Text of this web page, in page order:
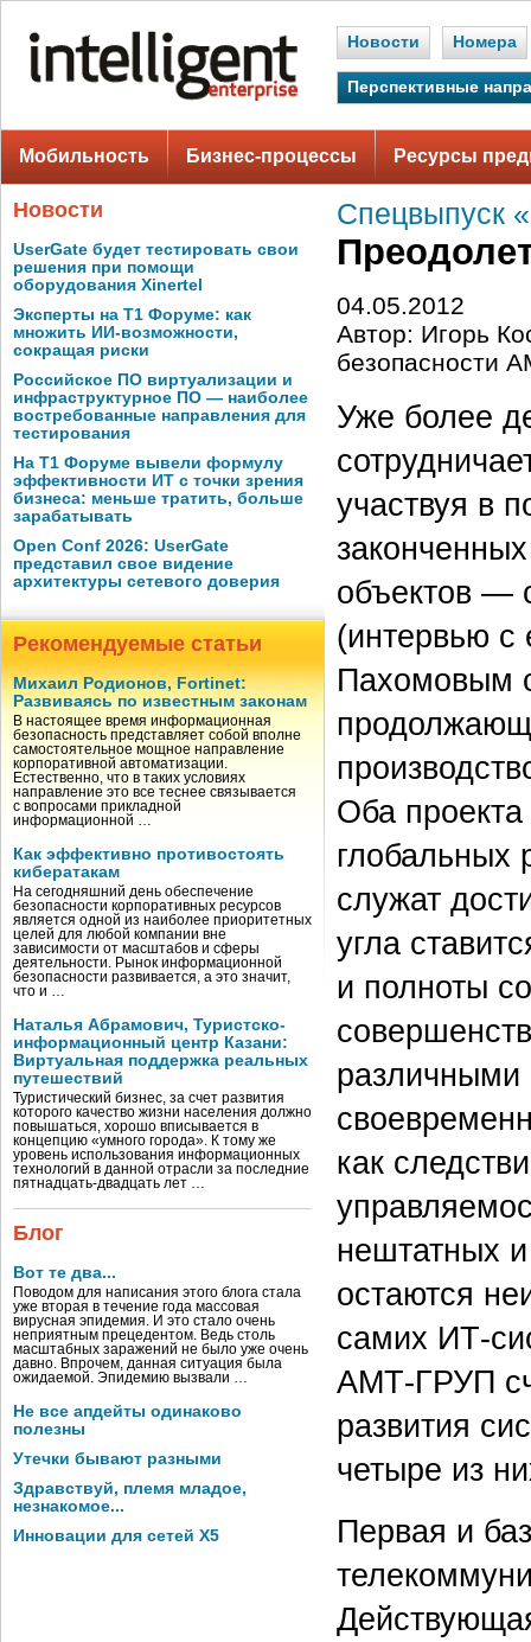
Новости Номера
Перспективные
Мобильность Бизнес-процессы Ресурсы
Новости
UserGate будет тестировать свои
решения при помощи
оборудования Xinertel
Эксперты на Т1 Форуме: как
множить ИИ-возможности,
сокращая риски
Российское ПО виртуализации и
инфраструктурное ПО — наиболее
востребованные направления для
тестирования
На Т1 Форуме вывели формулу
эффективности ИТ с точки зрения
бизнеса: меньше тратить, больше
зарабатывать
Open Conf 2026: UserGate
представил свое видение
архитектуры сетевого доверия
Рекомендуемые статьи
Михаил Родионов, Fortinet:
Развиваясь по известным законам
В настоящее время информационная
безопасность представляет собой вполне
самостоятельное мощное направление
корпоративной автоматизации.
Естественно, что в таких условиях
направление это все теснее связывается
с вопросами прикладной
информационной …
Как эффективно противостоять
кибератакам
На сегодняшний день обеспечение
безопасности корпоративных ресурсов
является одной из наиболее приоритетных
целей для любой компании вне
зависимости от масштабов и сферы
деятельности. Рынок информационной
безопасности развивается, а это значит,
что и …
Наталья Абрамович, Туристско-
информационный центр Казани:
Виртуальная поддержка реальных
путешествий
Туристический бизнес, за счет развития
которого качество жизни населения должно
повышаться, хорошо вписывается в
концепцию «умного города». К тому же
уровень использования информационных
технологий в данной отрасли за последние
пятнадцать-двадцать лет …
Блог
Вот те два...
Поводом для написания этого блога стала
уже вторая в течение года массовая
вирусная эпидемия. И это стало очень
неприятным прецедентом. Ведь столь
масштабных заражений не было уже очень
давно. Впрочем, данная ситуация была
ожидаемой. Эпидемию вызвали …
Не все апдейты одинаково
полезны
Утечки бывают разными
Здравствуй, племя младое,
незнакомое...
Инновации для сетей X5
Спецвыпуск
04.05.2012
Автор: Игорь
безопасности
Уже более
участвуя в
объектов —
(интервью с
Пахомовым
Оба
глобальных
служат
угла
и полноты
различными
как
нештатных
остаются
самих ИТ-
АМТ-ГРУП
развития
четыре из
Первая и